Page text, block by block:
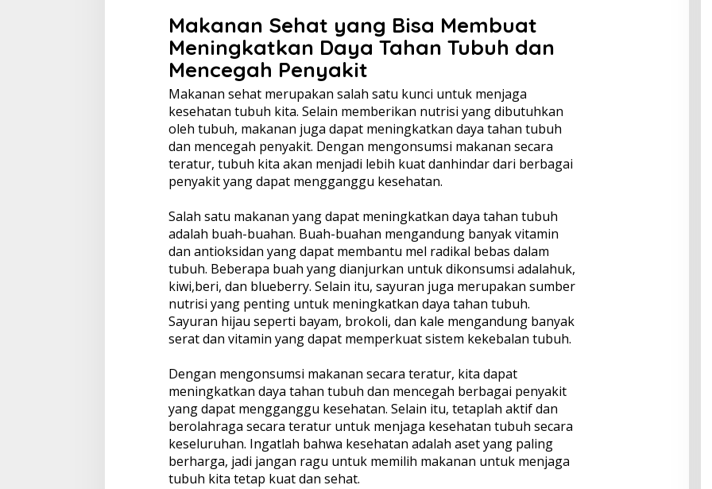
Makanan Sehat yang Bisa Membuat
Meningkatkan Daya Tahan Tubuh dan
Mencegah Penyakit
Makanan sehat merupakan salah satu kunci untuk menjaga
kesehatan tubuh kita. Selain memberikan nutrisi yang dibutuhkan
oleh tubuh, makanan juga dapat meningkatkan daya tahan tubuh
dan mencegah penyakit. Dengan mengonsumsi makanan secara
teratur, tubuh kita akan menjadi lebih kuat danhindar dari berbagai
penyakit yang dapat mengganggu kesehatan.
Salah satu makanan yang dapat meningkatkan daya tahan tubuh
adalah buah-buahan. Buah-buahan mengandung banyak vitamin
dan antioksidan yang dapat membantu mel radikal bebas dalam
tubuh. Beberapa buah yang dianjurkan untuk dikonsumsi adalahuk,
kiwi,beri, dan blueberry. Selain itu, sayuran juga merupakan sumber
nutrisi yang penting untuk meningkatkan daya tahan tubuh.
Sayuran hijau seperti bayam, brokoli, dan kale mengandung banyak
serat dan vitamin yang dapat memperkuat sistem kekebalan tubuh.
Dengan mengonsumsi makanan secara teratur, kita dapat
meningkatkan daya tahan tubuh dan mencegah berbagai penyakit
yang dapat mengganggu kesehatan. Selain itu, tetaplah aktif dan
berolahraga secara teratur untuk menjaga kesehatan tubuh secara
keseluruhan. Ingatlah bahwa kesehatan adalah aset yang paling
berharga, jadi jangan ragu untuk memilih makanan untuk menjaga
tubuh kita tetap kuat dan sehat.